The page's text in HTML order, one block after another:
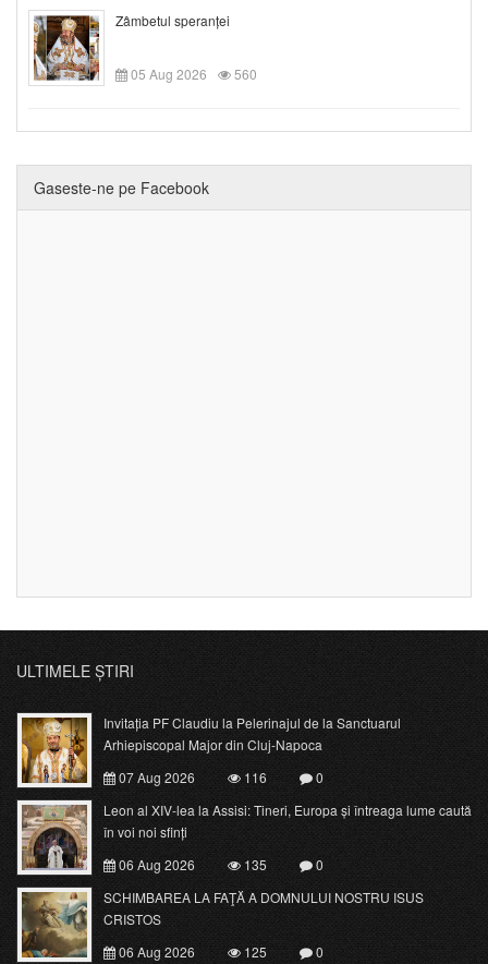
Zâmbetul speranței
05 Aug 2026 560
Gaseste-ne pe Facebook
ULTIMELE ȘTIRI
Invitația PF Claudiu la Pelerinajul de la Sanctuarul
Arhiepiscopal Major din Cluj-Napoca
07 Aug 2026
116
0
Leon al XIV-lea la Assisi: Tineri, Europa și întreaga lume caută
în voi noi sfinți
06 Aug 2026
135
0
SCHIMBAREA LA FAŢĂ A DOMNULUI NOSTRU ISUS
CRISTOS
06 Aug 2026
125 0